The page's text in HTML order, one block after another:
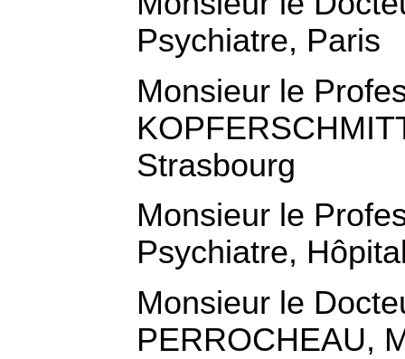
Psychiatre, Paris
Monsieur le
Strasbourg
Monsieur le
Psychiatre,
Monsieur le
PERROCHEAU,